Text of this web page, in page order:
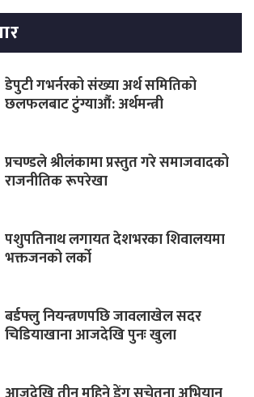
डेपुटी गभर्नरको संख्या अर्थ समितिको
छलफलबाट टुंग्याऔं: अर्थमन्त्री
प्रचण्डले श्रीलंकामा प्रस्तुत गरे समाजवादको
राजनीतिक रूपरेखा
पशुपतिनाथ लगायत देशभरका शिवालयमा
भक्तजनको लर्को
बर्डफ्लु नियन्त्रणपछि जावलाखेल सदर
चिडियाखाना आजदेखि पुनः खुला